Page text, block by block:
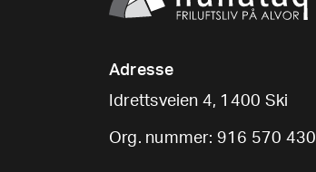
Adresse
Idrettsveien 4, 1400 Ski
Org. nummer: 916 570 430